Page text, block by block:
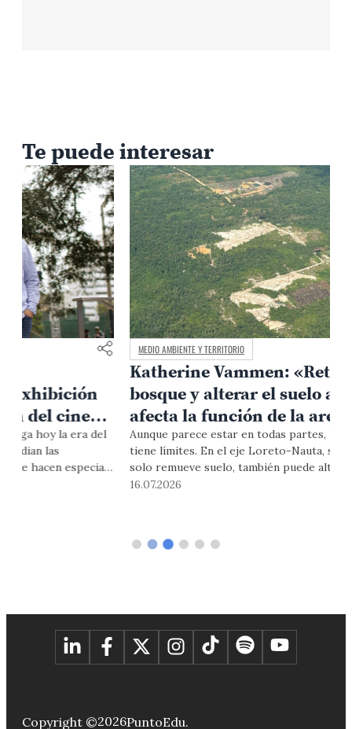
Te puede interesar
MEDIO AMBIENTE Y TERRITORIO
Katherine Vammen: «Retirar el
bosque y alterar el suelo arenoso
afecta la función de la arena como
filtro natural del agua»
Aunque parece estar en todas partes, la arena también
tiene límites. En el eje Loreto-Nauta, su extracción no
solo remueve suelo, también puede alterar bosques
amazónicos, fuentes de agua y la salud de comunidades que
Copyright ©2026PuntoEdu.